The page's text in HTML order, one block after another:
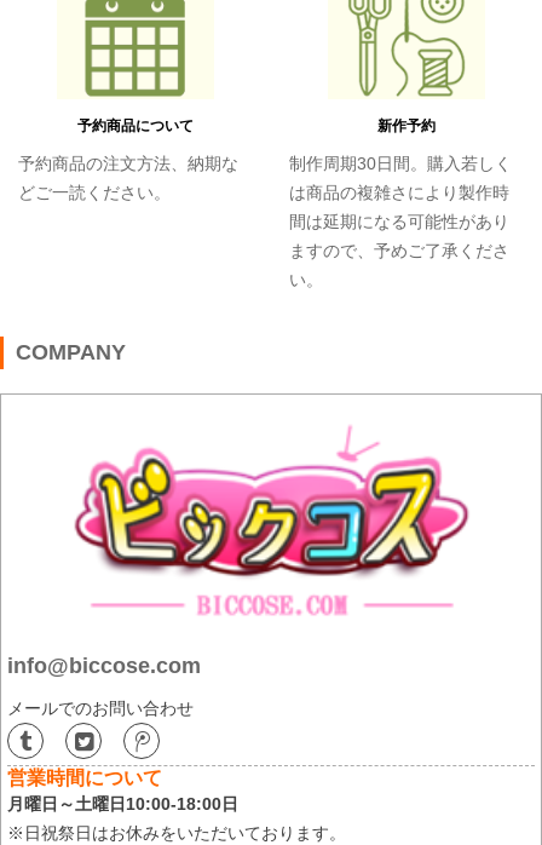
予約商品について
予約商品の注文方法、納期な
どご一読ください。
新作予約
制作周期30日間。購入若しく
は商品の複雑さにより製作時
間は延期になる可能性があり
ますので、予めご了承くださ
い。
COMPANY
info@biccose.com
メールでのお問い合わせ
営業時間について
月曜日～土曜日10:00-18:00日
※日祝祭日はお休みをいただいております。